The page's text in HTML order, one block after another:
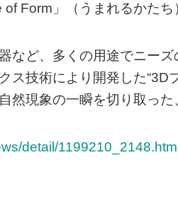
Form」（うまれるかたち
など、多くの用途でニー
ス技術により開発した
然現象の一瞬を切り取っ
detail/1199210_2148.html